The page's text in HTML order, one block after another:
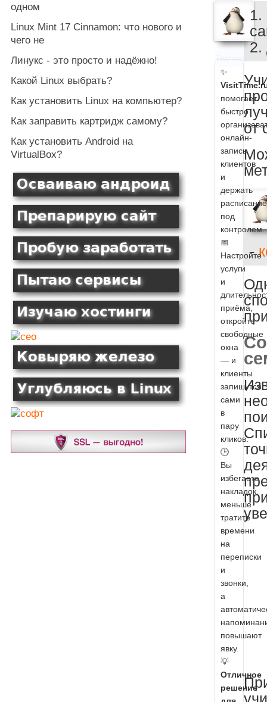
Реклама
✨
помогает
быстро
онлайн-
запись
клиентов
и
держать
расписание
под
контролем.
📅
Настройте
услуги
и
приёма,
откройте
свободные
окна
— и
клиенты
запишутся
сами
в
пару
кликов.
🕒
Вы
избегаете
накладок,
меньше
тратите
времени
на
переписки
и
звонки,
а
повышают
явку.
💡
Отличное
решение
1.
2.
от
-
одном
Linux Mint 17 Cinnamon: что нового и
чего не
Линукс - это просто и надёжно!
Какой Linux выбрать?
Как установить Linux на компьютер?
Как заправить картридж самому?
Как установить Android на
VirtualBox?